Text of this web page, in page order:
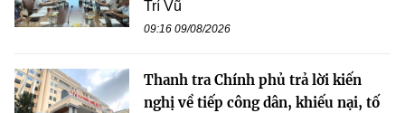
Trí Vũ
09:16 09/08/2026
Thanh tra Chính phủ trả lời kiến
nghị về tiếp công dân, khiếu nại, tố